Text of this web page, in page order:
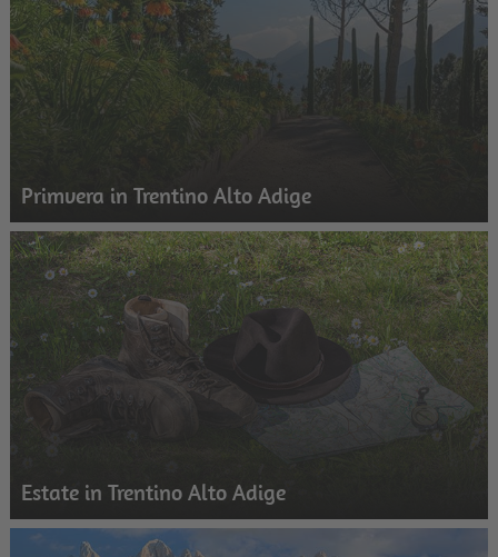
Primvera in Trentino Alto Adige
Estate in Trentino Alto Adige